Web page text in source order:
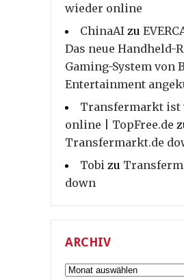
wieder online
ChinaAI zu
Das neue Handheld-
Gaming-System von
Entertainment
Transfermarkt ist
online | TopFree.de
Transfermarkt.de
Tobi zu
down
ARCHIV
Archiv